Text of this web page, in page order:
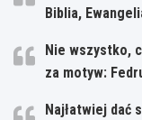
Biblia,
Nie wszystko,
za motyw:
Najłatwiej dać